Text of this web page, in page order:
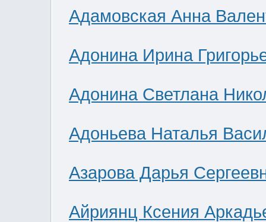
Адамовская Анна
Адонина Ирина
Адонина Светлана
Адоньева Наталья
Азарова Дарья
Айриянц Ксения